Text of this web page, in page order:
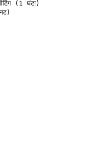
(1 घंटा)